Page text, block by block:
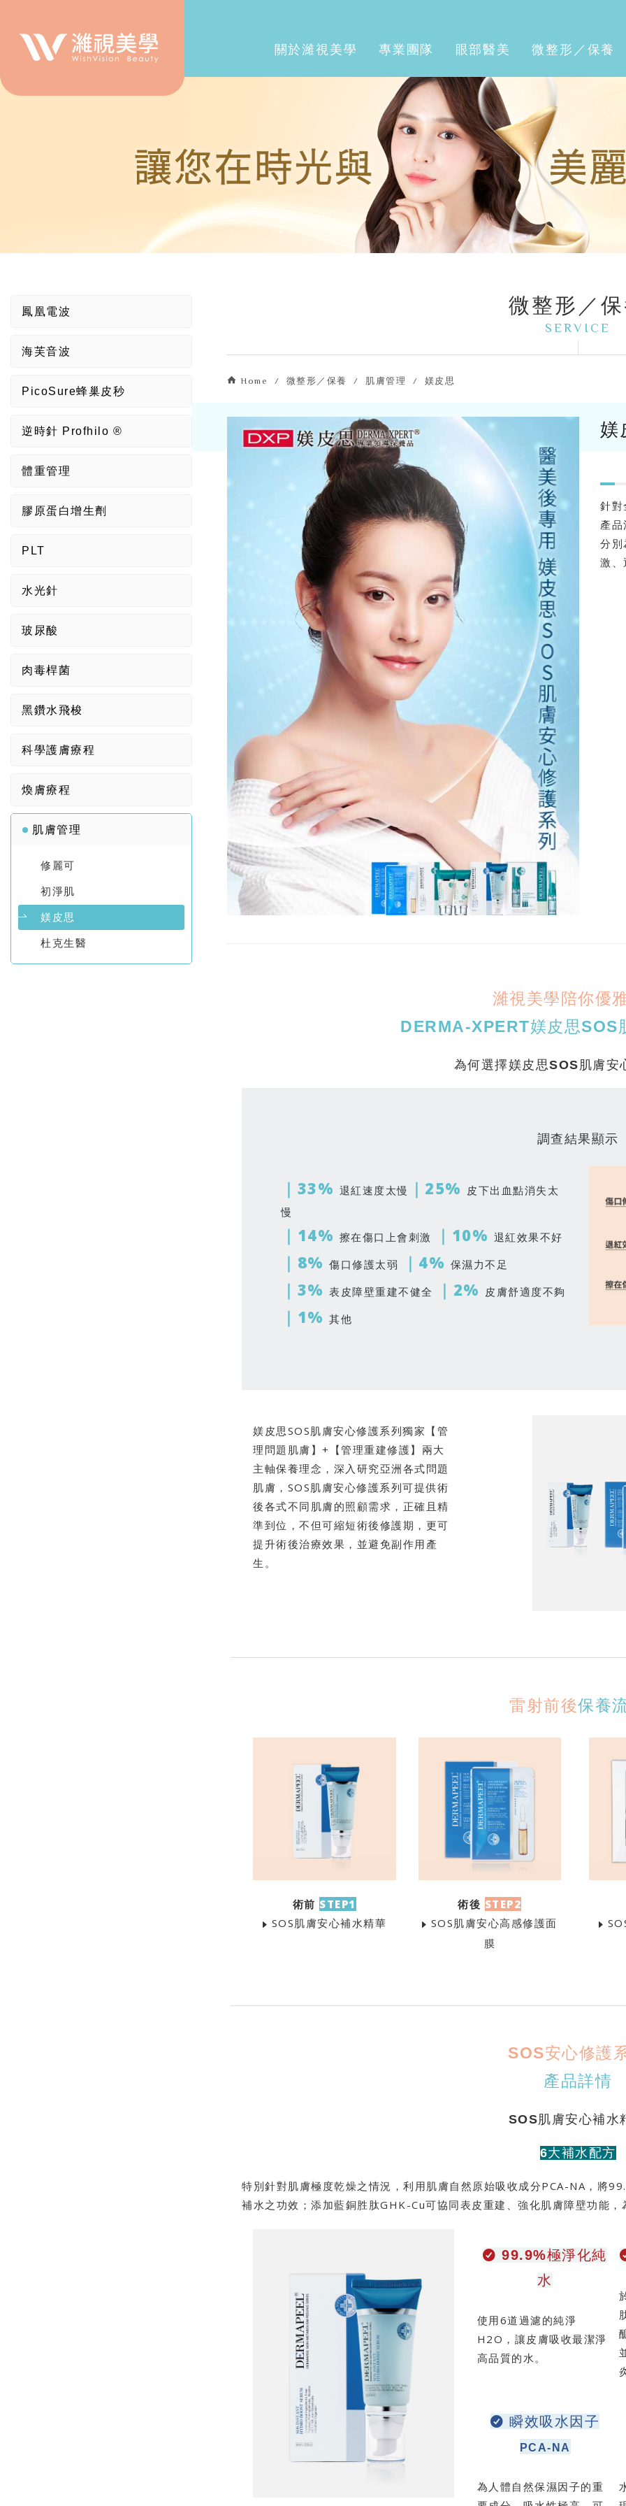
關於濰視美學 專業團隊 眼部醫美 微整形／保養
鳳凰電波
海芙音波
PicoSure蜂巢皮秒
逆時針 Profhilo ®
體重管理
膠原蛋白增生劑
PLT
水光針
玻尿酸
肉毒桿菌
黑鑽水飛梭
科學護膚療程
煥膚療程
肌膚管理
修麗可
初淨肌
媄皮思
杜克生醫
微整形／
SERVICE
Home 微整形／保養 肌膚管理 媄皮思
媄
針對
產
分別
激、
濰視美學陪你優
DERMA-XPERT媄皮思SOS
為何選擇媄皮思SOS肌膚安
調查結果顯示
｜33% 退紅速度太慢 ｜25% 皮下出血點消失太
慢
｜14% 擦在傷口上會刺激 ｜10% 退紅效果不好
｜8% 傷口修護太弱 ｜4% 保濕力不足
｜3% 表皮障壁重建不健全 ｜2% 皮膚舒適度不夠
｜1% 其他
媄皮思SOS肌膚安心修護系列獨家【管
理問題肌膚】+【管理重建修護】兩大
主軸保養理念，深入研究亞洲各式問題
肌膚，SOS肌膚安心修護系列可提供術
後各式不同肌膚的照顧需求，正確且精
準到位，不但可縮短術後修護期，更可
提升術後治療效果，並避免副作用產
生。
雷射前後保養
術前 STEP1
SOS肌膚安心補水精華
術後 STEP2
SOS肌膚安心高感修護面
膜
SOS安心修護
產品詳情
SOS肌膚安心補水
6大補水配方
特別針對肌膚極度乾燥之情況，利用肌膚自然原始吸收成分PCA-NA，將
補水之功效；添加藍銅胜肽GHK-Cu可協同表皮重建、強化肌膚障壁功能
99.9%極淨化純
水
使用6道過濾的純淨
H2O，讓皮膚吸收最潔淨
高品質的水。
瞬效吸水因子
PCA-NA
為人體自然保濕因子的重